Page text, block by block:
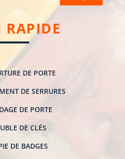
RAPIDE
DE PORTE
DE SERRURES
DE PORTE
DE CLÉS
DE BADGES